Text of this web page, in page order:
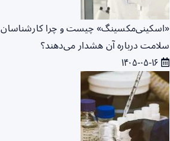
«اسکینی‌مکسینگ» چیست و چرا کارشناسان
سلامت درباره آن هشدار می‌دهند؟